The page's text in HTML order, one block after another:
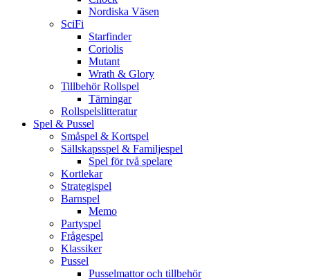
Nordiska Väsen
SciFi
Starfinder
Coriolis
Mutant
Wrath & Glory
Tillbehör Rollspel
Tärningar
Rollspelslitteratur
Spel & Pussel
Småspel & Kortspel
Sällskapsspel & Familjespel
Spel för två spelare
Kortlekar
Strategispel
Barnspel
Memo
Partyspel
Frågespel
Klassiker
Pussel
Pusselmattor och tillbehör